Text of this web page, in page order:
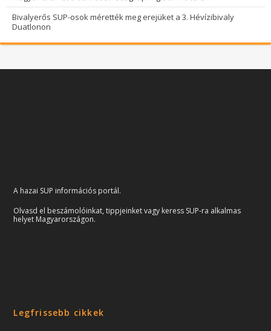
Bivalyerős SUP-osok mérették meg erejüket a 3. Hévízibivaly
Duatlonon
A hazai SUP információs portál.
Olvasd el beszámolóinkat, tippjeinket vagy keress SUP-ra alkalmas
helyet Magyarországon.
Legfrissebb cikkek